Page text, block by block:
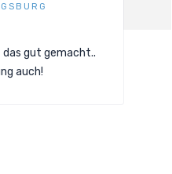
das gut gemacht..
auch!